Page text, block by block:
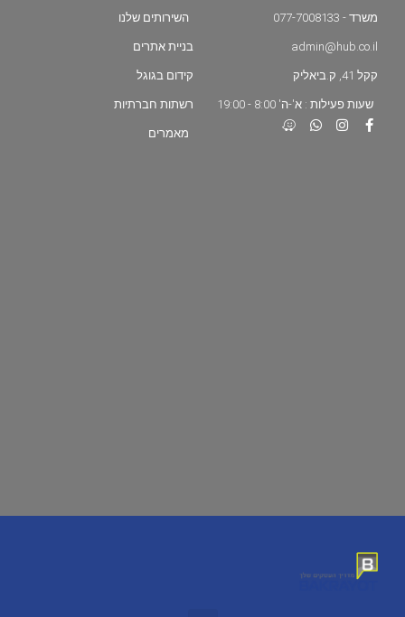
משרד - 077-7008133
admin@hub.co.il
קקל 41, ק.ביאליק
שעות פעילות : א'-ה' 8:00 - 19:00
השירותים שלנו
בניית אתרים
קידום בגוגל
רשתות חברתיות
מאמרים